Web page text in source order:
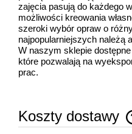
zajęcia pasują do każdego
możliwości kreowania
szeroki wybór opraw o
najpopularniejszych należą
W naszym sklepie
które pozwalają na
prac.
Koszty dostawy
Cena nie zawiera